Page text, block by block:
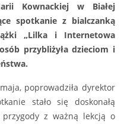
Kownackiej w Białej
spotkanie z bialczanką
„Lilka i Internetowa
przybliżyła dzieciom i
poprowadziła dyrektor
stało się doskonałą
z ważną lekcją o